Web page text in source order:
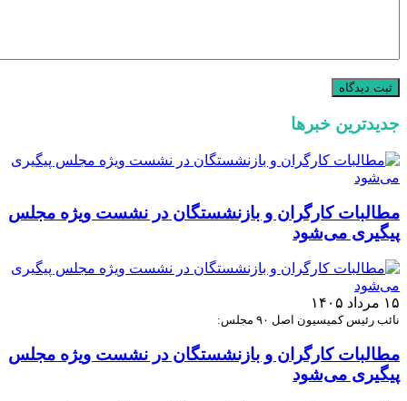
جدیدترین خبرها
مطالبات کارگران و بازنشستگان در نشست ویژه مجلس
پیگیری می‌شود
۱۵ مرداد ۱۴۰۵
نائب رئیس کمیسیون اصل ۹۰ مجلس:
مطالبات کارگران و بازنشستگان در نشست ویژه مجلس
پیگیری می‌شود